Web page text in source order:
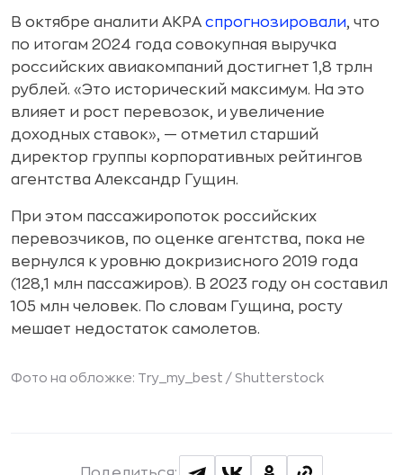
В октябре аналити АКРА спрогнозировали, что
по итогам 2024 года совокупная выручка
российских авиакомпаний достигнет 1,8 трлн
рублей. «Это исторический максимум. На это
влияет и рост перевозок, и увеличение
доходных ставок», — отметил старший
директор группы корпоративных рейтингов
агентства Александр Гущин.
При этом пассажиропоток российских
перевозчиков, по оценке агентства, пока не
вернулся к уровню докризисного 2019 года
(128,1 млн пассажиров). В 2023 году он составил
105 млн человек. По словам Гущина, росту
мешает недостаток самолетов.
Фото на обложке: Try_my_best / Shutterstock